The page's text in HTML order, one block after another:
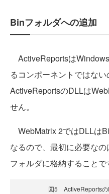
Binフォルダへの追加
ActiveReportsは
るコンポーネントではな
ActiveReportsのDLLは
せん。
WebMatrix 2ではDLLは
なるので、最初に必要な
フォルダに格納することで
図5 ActiveReportsの